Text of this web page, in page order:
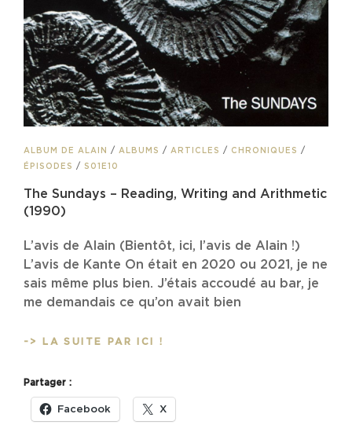
CAT
LINKS
ALBUM DE ALAIN / ALBUMS / ARTICLES / CHRONIQUES /
ÉPISODES / S01E10
The Sundays – Reading, Writing and Arithmetic
(1990)
L’avis de Alain (Bientôt, ici, l’avis de Alain !)
L’avis de Kante On était en 2020 ou 2021, je ne
sais même plus bien. J’étais accoudé au bar, je
me demandais ce qu’on avait bien
-> LA SUITE PAR ICI !
WRITING
AND
Partager :
Facebook X